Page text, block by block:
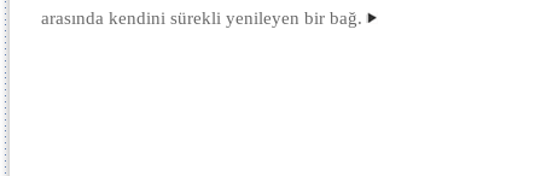
arasında kendini sürekli yenileyen bir bağ.